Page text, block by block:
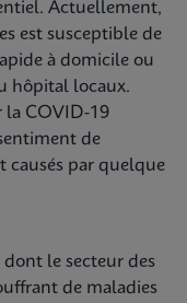
Actuellement,
est susceptible de
à domicile ou
hôpital locaux.
la COVID-19
de
causés par quelque
dont le secteur des
de maladies